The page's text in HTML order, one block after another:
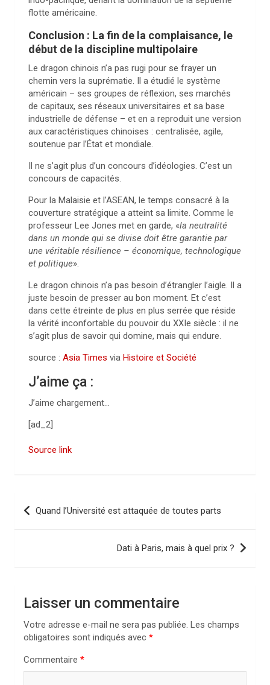
flotte américaine.
Conclusion : La fin de la complaisance, le
début de la discipline multipolaire
Le dragon chinois n’a pas rugi pour se frayer un
chemin vers la suprématie. Il a étudié le système
américain – ses groupes de réflexion, ses marchés
de capitaux, ses réseaux universitaires et sa base
industrielle de défense – et en a reproduit une version
aux caractéristiques chinoises : centralisée, agile,
soutenue par l’État et mondiale.
Il ne s’agit plus d’un concours d’idéologies. C’est un
concours de capacités.
Pour la Malaisie et l’ASEAN, le temps consacré à la
couverture stratégique a atteint sa limite. Comme le
professeur Lee Jones met en garde, «la neutralité
dans un monde qui se divise doit être garantie par
une véritable résilience – économique, technologique
et politique».
Le dragon chinois n’a pas besoin d’étrangler l’aigle. Il a
juste besoin de presser au bon moment. Et c’est
dans cette étreinte de plus en plus serrée que réside
la vérité inconfortable du pouvoir du XXIe siècle : il ne
s’agit plus de savoir qui domine, mais qui endure.
source : Asia Times via Histoire et Société
J’aime ça :
J’aime chargement…
[ad_2]
Source link
Quand l’Université est attaquée de toutes parts
Dati à Paris, mais à quel prix ?
Laisser un commentaire
Votre adresse e-mail ne sera pas publiée. Les champs
obligatoires sont indiqués avec *
Commentaire *